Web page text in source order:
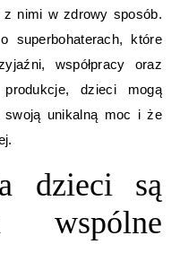
nimi w zdrowy sposób.
superbohaterach, które
współpracy oraz
dzieci mogą
unikalną moc i że
dzieci są
wspólne